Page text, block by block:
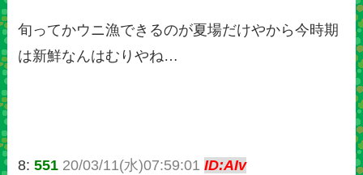
旬ってかウニ漁できるのが夏場だけやから今時期
は新鮮なんはむりやね…
8:551 20/03/11(水)07:59:01ID:AIv